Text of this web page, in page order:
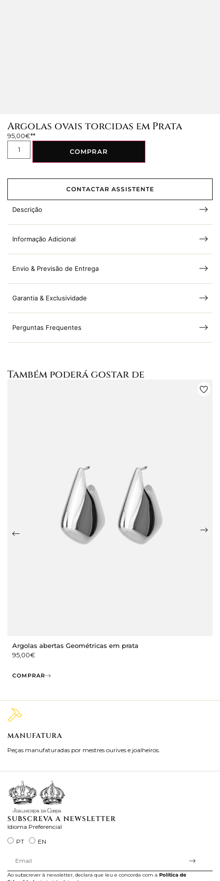
Argolas ovais torcidas em Prata
95,00€
COMPRAR
CONTACTAR ASSISTENTE
Descrição
Informação Adicional
Envio & Previsão de Entrega
Garantia & Exclusividade
Perguntas Frequentes
Também poderá gostar de
Argolas abertas Geométricas em prata
95,00€
COMPRAR
MANUFATURA
Peças manufaturadas por mestres ourives e joalheiros.
SUBSCREVA A NEWSLETTER
Idioma Preferencial
PT
EN
Ao subscrever à newsletter, declara que leu e concorda com a Política de